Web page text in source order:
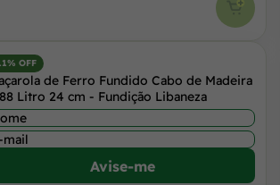
OFF
de Ferro Fundido Cabo de Madeira
Litro 24 cm - Fundição Libaneza
Avise-me